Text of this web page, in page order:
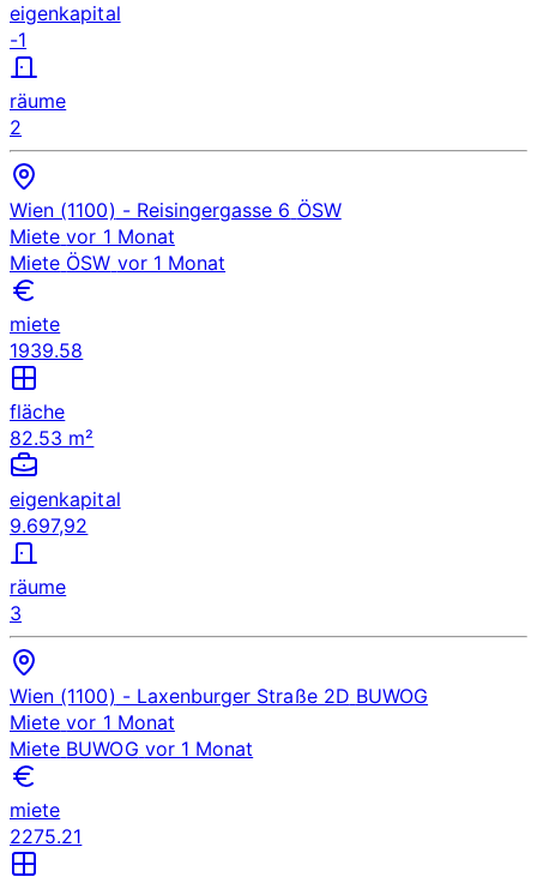
eigenkapital
-1
räume
2
Wien (1100) - Reisingergasse 6 ÖSW
Miete vor 1 Monat
Miete ÖSW vor 1 Monat
miete
1939.58
fläche
82.53 m²
eigenkapital
9.697,92
räume
3
Wien (1100) - Laxenburger Straße 2D BUWOG
Miete vor 1 Monat
Miete BUWOG vor 1 Monat
miete
2275.21